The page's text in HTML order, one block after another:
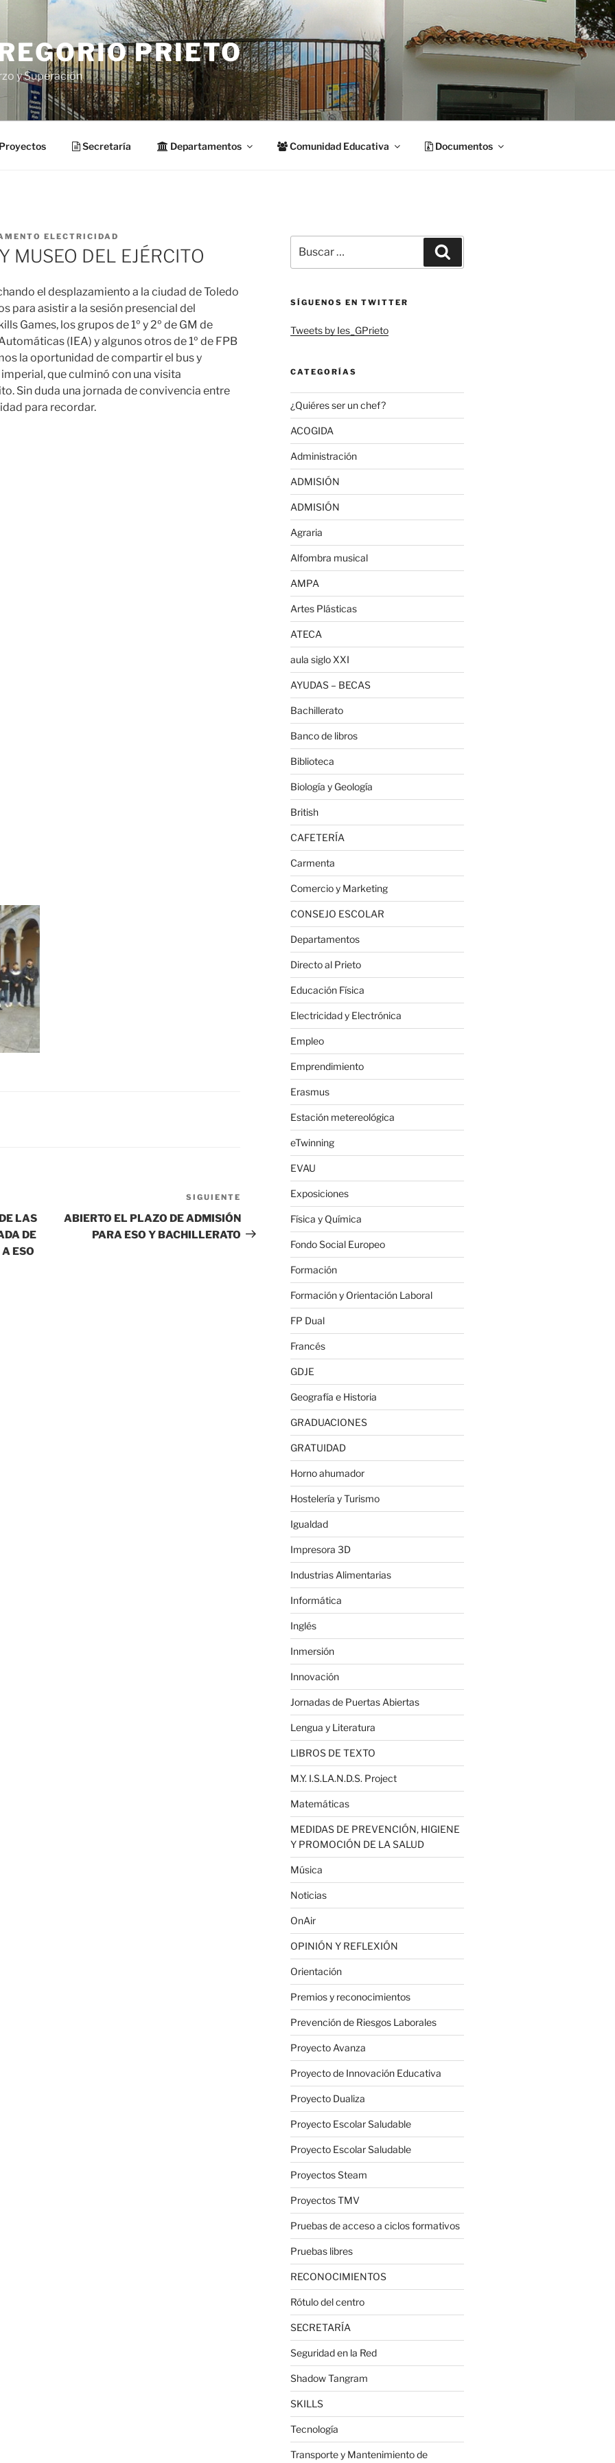
PRIETO
y Superación
Secretaría Departamentos Comunidad Educativa Documentos
ELECTRICIDAD
MUSEO DEL EJÉRCITO
el desplazamiento a la ciudad de Toledo
para asistir a la sesión presencial del
Games, los grupos de 1º y 2º de GM de
(IEA) y algunos otros de 1º de FPB
la oportunidad de compartir el bus y
que culminó con una visita
Sin duda una jornada de convivencia entre
para recordar.
LAS
DE
ESO
entrada
SIGUIENTE
ABIERTO EL PLAZO DE ADMISIÓN
PARA ESO Y BACHILLERATO
por:
SÍGUENOS EN TWITTER
Tweets by Ies_GPrieto
CATEGORÍAS
¿Quiéres ser un chef?
ACOGIDA
Administración
ADMISIÓN
ADMISIÓN
Agraria
Alfombra musical
AMPA
Artes Plásticas
ATECA
aula siglo XXI
AYUDAS – BECAS
Bachillerato
Banco de libros
Biblioteca
Biología y Geología
British
CAFETERÍA
Carmenta
Comercio y Marketing
CONSEJO ESCOLAR
Departamentos
Directo al Prieto
Educación Física
Electricidad y Electrónica
Empleo
Emprendimiento
Erasmus
Estación metereológica
eTwinning
EVAU
Exposiciones
Física y Química
Fondo Social Europeo
Formación
Formación y Orientación Laboral
FP Dual
Francés
GDJE
Geografía e Historia
GRADUACIONES
GRATUIDAD
Horno ahumador
Hostelería y Turismo
Igualdad
Impresora 3D
Industrias Alimentarias
Informática
Inglés
Inmersión
Innovación
Jornadas de Puertas Abiertas
Lengua y Literatura
LIBROS DE TEXTO
M.Y. I.S.LA.N.D.S. Project
Matemáticas
MEDIDAS DE PREVENCIÓN, HIGIENE
Y PROMOCIÓN DE LA SALUD
Música
Noticias
OnAir
OPINIÓN Y REFLEXIÓN
Orientación
Premios y reconocimientos
Prevención de Riesgos Laborales
Proyecto Avanza
Proyecto de Innovación Educativa
Proyecto Dualiza
Proyecto Escolar Saludable
Proyecto Escolar Saludable
Proyectos Steam
Proyectos TMV
Pruebas de acceso a ciclos formativos
Pruebas libres
RECONOCIMIENTOS
Rótulo del centro
SECRETARÍA
Seguridad en la Red
Shadow Tangram
SKILLS
Tecnología
Transporte y Mantenimiento de